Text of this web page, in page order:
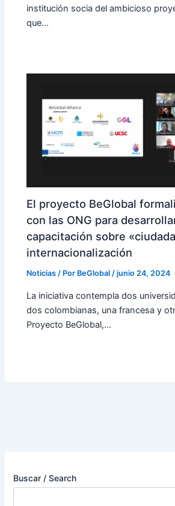
institución socia del ambicioso
que…
El proyecto BeGlobal
con las ONG para
capacitación sobre
internacionalización
Noticias / Por BeGlobal/junio 24, 2024
La iniciativa contempla dos
dos colombianas, una francesa y
Proyecto BeGlobal,…
Buscar / Search